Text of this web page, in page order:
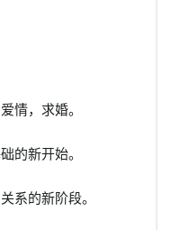
情，求婚。
的新开始。
系的新阶段。